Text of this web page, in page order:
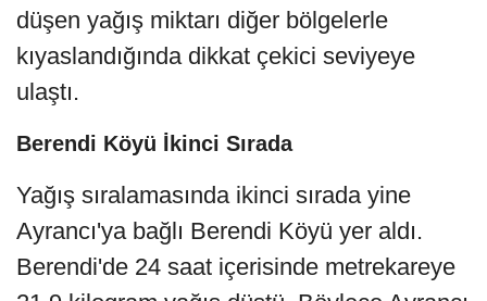
düşen yağış miktarı diğer bölgelerle
kıyaslandığında dikkat çekici seviyeye
ulaştı.
Berendi Köyü İkinci Sırada
Yağış sıralamasında ikinci sırada yine
Ayrancı'ya bağlı Berendi Köyü yer aldı.
Berendi'de 24 saat içerisinde metrekareye